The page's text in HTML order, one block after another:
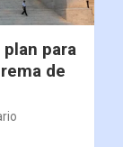
para
de